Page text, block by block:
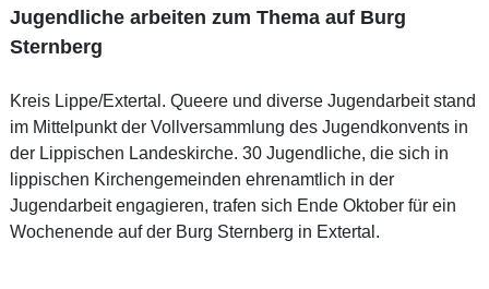
Jugendliche arbeiten zum Thema auf Burg
Sternberg
Kreis Lippe/Extertal. Queere und diverse Jugendarbeit stand
im Mittelpunkt der Vollversammlung des Jugendkonvents in
der Lippischen Landeskirche. 30 Jugendliche, die sich in
lippischen Kirchengemeinden ehrenamtlich in der
Jugendarbeit engagieren, trafen sich Ende Oktober für ein
Wochenende auf der Burg Sternberg in Extertal.